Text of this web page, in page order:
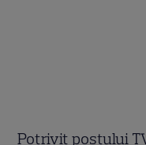
Potrivit postului